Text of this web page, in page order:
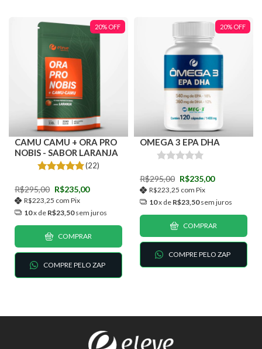
20% OFF
CAMU CAMU + ORA PRO
NOBIS - SABOR LARANJA
(22)
R$295,00 R$235,00
R$223,25 com Pix
10x de R$23,50 sem juros
COMPRAR
COMPRE PELO ZAP
20% OFF
OMEGA 3 EPA DHA
R$295,00 R$235,00
R$223,25 com Pix
10x de R$23,50 sem juros
COMPRAR
COMPRE PELO ZAP